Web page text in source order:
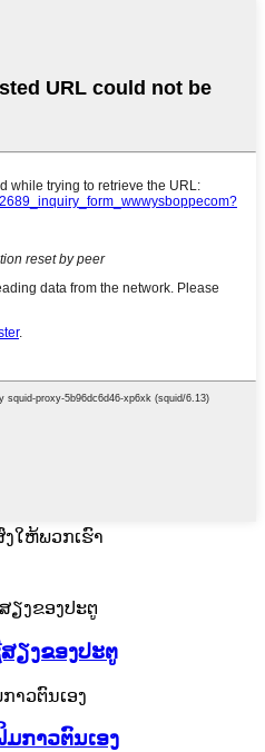
ໃຫ້ພວກເຮົາ
ຽງຂອງປະຕູ
ມກາວຕົນເອງ